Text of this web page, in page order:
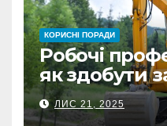
КОРИСНІ ПОРАДИ
Робочі
як здобути
гідні гроші
ЛИС 21, 2025